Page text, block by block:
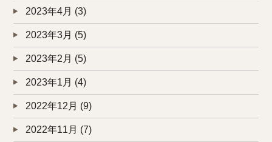
2023年4月 (3)
2023年3月 (5)
2023年2月 (5)
2023年1月 (4)
2022年12月 (9)
2022年11月 (7)